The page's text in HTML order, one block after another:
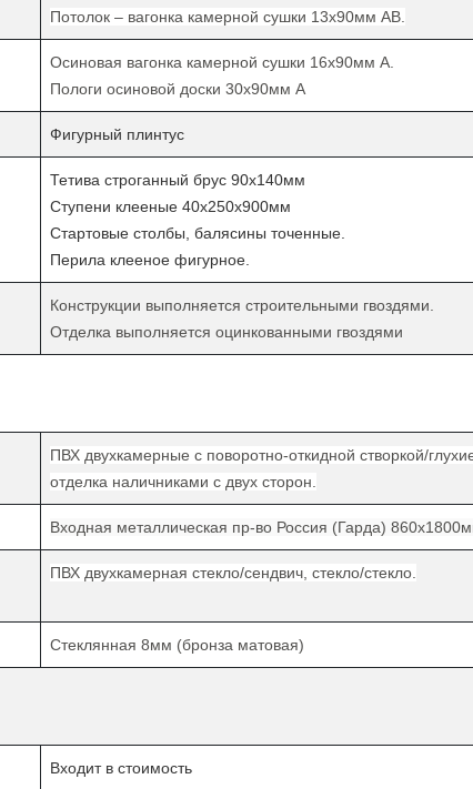
Потолок – вагонка камерной сушки 13х90мм АВ.
Осиновая вагонка камерной сушки 16х90мм А.
Пологи осиновой доски 30х90мм А
Фигурный плинтус
Тетива строганный брус 90х140мм
Ступени клееные 40х250х900мм
Стартовые столбы, балясины точенные.
Перила клееное фигурное.
Конструкции выполняетсястроительными гвоздями.
Отделка выполняется оцинкованными гвоздями
ПВХ двухкамерные с поворотно-откидной створкой/
отделка наличниками с двух сторон.
Входная металлическая пр-во Россия (Гарда)
ПВХ двухкамерная стекло/сендвич, стекло/стекло.
Стеклянная 8мм (бронза матовая)
Входит в стоимость